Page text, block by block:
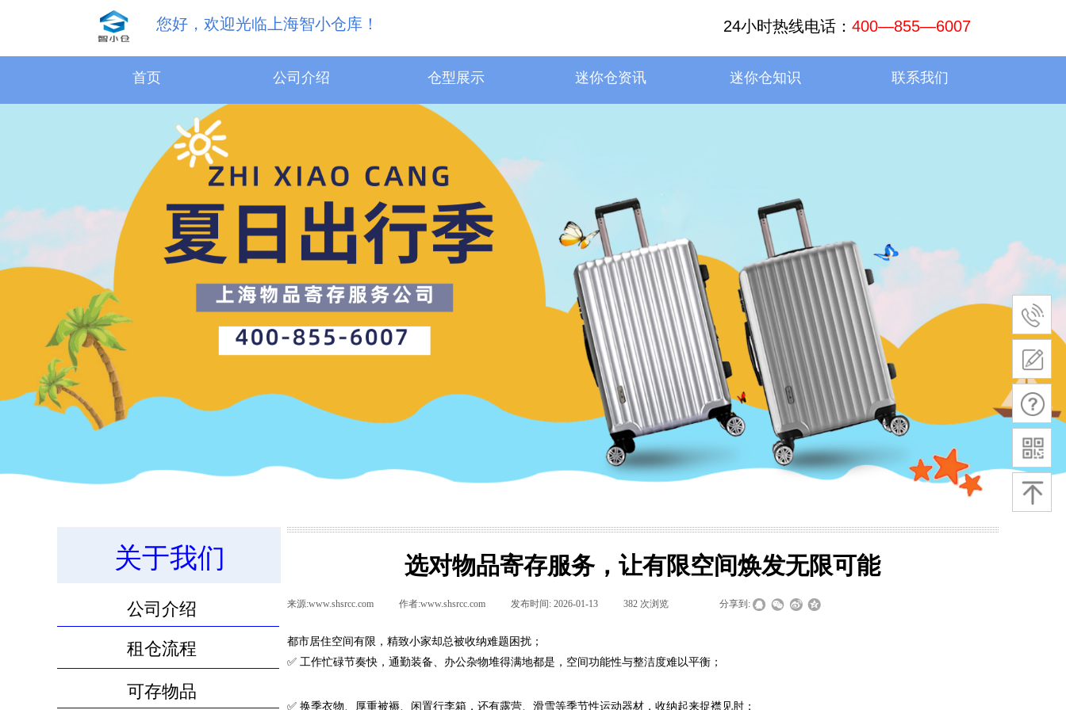
您好，欢迎光临上海智小仓库！ 24小时热线电话： 400—855—6007
首页 公司介绍 仓型展示 迷你仓资讯 迷你仓知识 联系我们
关于我们 选对物品寄存服务，让有限空间焕发无限可能
来源:www.shsrcc.com 作者:www.shsrcc.com 发布时间: 2026-01-13 382 次浏览 分享到:
都市居住空间有限，精致小家却总被收纳难题困扰；
✅ 工作忙碌节奏快，通勤装备、办公杂物堆得满地都是，空间功能性与整洁度难以平衡；
✅ 换季衣物、厚重被褥、闲置行李箱，还有露营、滑雪等季节性运动器材，收纳起来捉襟见肘；
公司介绍
租仓流程
可存物品
18.1m³物品寄存服务
11.8m³物品寄存服务